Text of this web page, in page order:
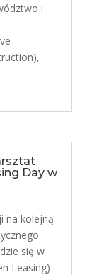
i
Day w
na kolejną
się w
Leasing)